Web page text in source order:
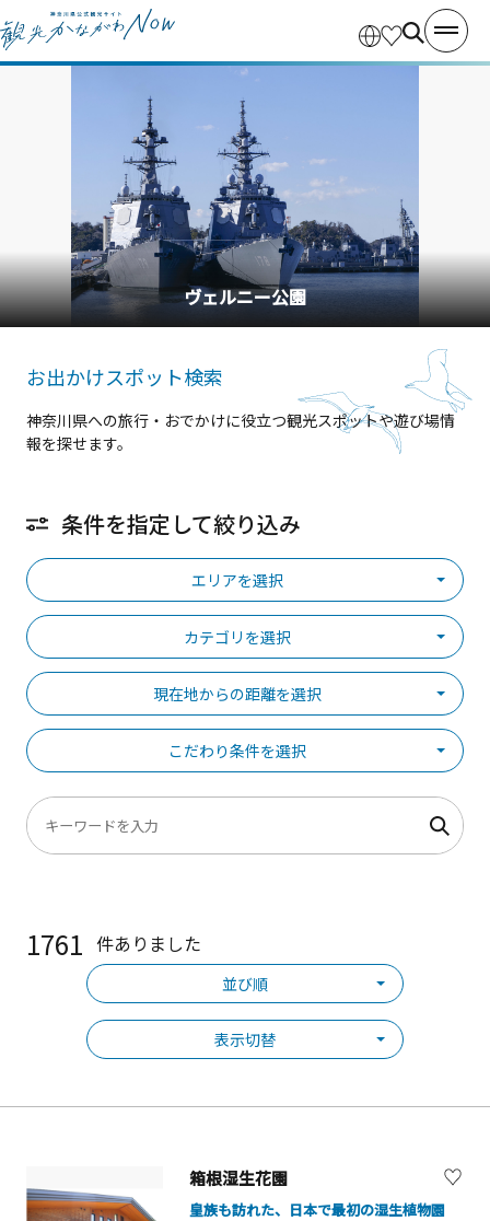
横浜中華街
お出かけスポット検索
神奈川県への旅行・おでかけに役立つ観光スポットや遊び場情
報を探せます。
条件を指定して絞り込み
エリアを選択
カテゴリを選択
現在地からの距離を選択
こだわり条件を選択
1761 件ありました
並び順
表示切替
箱根湿生花園
皇族も訪れた、日本で最初の湿生植物園